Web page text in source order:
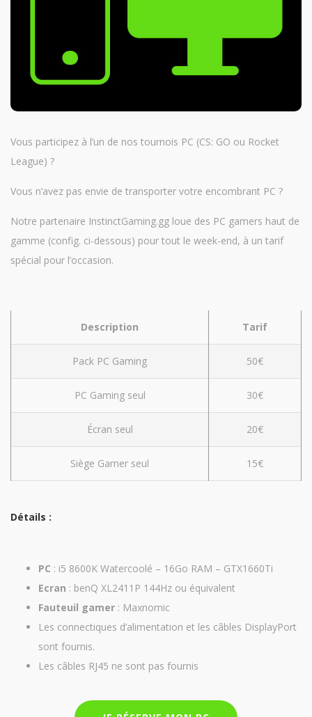
Vous participez à l’un de nos tournois PC (CS: GO ou Rocket
League) ?
Vous n’avez pas envie de transporter votre encombrant PC ?
Notre partenaire InstinctGaming.gg loue des PC gamers haut de
gamme (config. ci-dessous) pour tout le week-end, à un tarif
spécial pour l’occasion.
Description Tarif
Pack PC Gaming 50€
PC Gaming seul 30€
Écran seul 20€
Siège Gamer seul 15€
Détails :
PC : i5 8600K Watercoolé – 16Go RAM – GTX1660Ti
Ecran : benQ XL2411P 144Hz ou équivalent
Fauteuil gamer : Maxnomic
Les connectiques d’alimentation et les câbles DisplayPort
sont fournis.
Les câbles RJ45 ne sont pas fournis